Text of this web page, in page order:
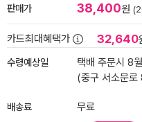
판매가 38,400원
카드최대혜택가 32,640
수령예상일
택배 주문시 8
(중구 서소문
배송료
무료